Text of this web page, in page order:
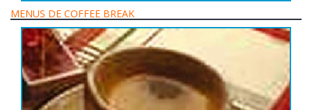
MENUS DE COFFEE BREAK